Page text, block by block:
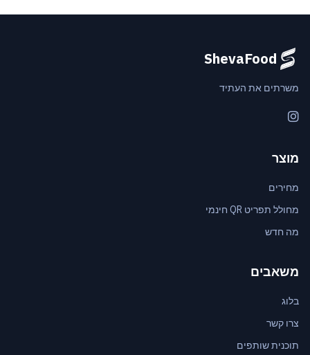
ShevaFood
משרתים את העתיד
Instagram
מוצר
מחירים
מחולל תפריט QR חינמי
מה חדש
משאבים
בלוג
צרו קשר
תוכנית שותפים